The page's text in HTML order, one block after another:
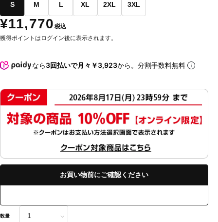
S M L XL 2XL 3XL
¥11,770 税込
獲得ポイントはログイン後に表示されます。
なら3回払いで月々￥3,923から。分割手数料無料
お買い物前にご確認ください
数量